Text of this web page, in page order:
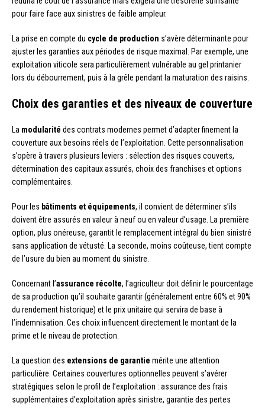
pour faire face aux sinistres de faible ampleur.
La prise en compte du cycle de production s’avère déterminante pour
ajuster les garanties aux périodes de risque maximal. Par exemple, une
exploitation viticole sera particulièrement vulnérable au gel printanier
lors du débourrement, puis à la grêle pendant la maturation des raisins.
Choix des garanties et des niveaux de couverture
La modularité des contrats modernes permet d’adapter finement la
couverture aux besoins réels de l’exploitation. Cette personnalisation
s’opère à travers plusieurs leviers : sélection des risques couverts,
détermination des capitaux assurés, choix des franchises et options
complémentaires.
Pour les bâtiments et équipements, il convient de déterminer s’ils
doivent être assurés en valeur à neuf ou en valeur d’usage. La première
option, plus onéreuse, garantit le remplacement intégral du bien sinistré
sans application de vétusté. La seconde, moins coûteuse, tient compte
de l’usure du bien au moment du sinistre.
Concernant l’assurance récolte, l’agriculteur doit définir le pourcentage
de sa production qu’il souhaite garantir (généralement entre 60% et 90%
du rendement historique) et le prix unitaire qui servira de base à
l’indemnisation. Ces choix influencent directement le montant de la
prime et le niveau de protection.
La question des extensions de garantie mérite une attention
particulière. Certaines couvertures optionnelles peuvent s’avérer
stratégiques selon le profil de l’exploitation : assurance des frais
supplémentaires d’exploitation après sinistre, garantie des pertes